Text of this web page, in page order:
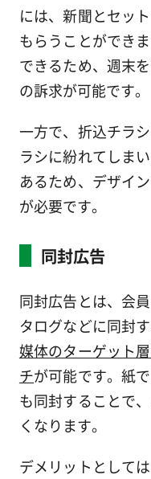
には、新聞とセッ
もらうことができ
できるため、週末
の訴求が可能です。
一方で、折込チラ
ラシに紛れてしま
あるため、デザイ
が必要です。
同封広告
同封広告とは、会
タログなどに同封
媒体のターゲット
チが可能です。紙
も同封することで
くなります。
デメリットとして